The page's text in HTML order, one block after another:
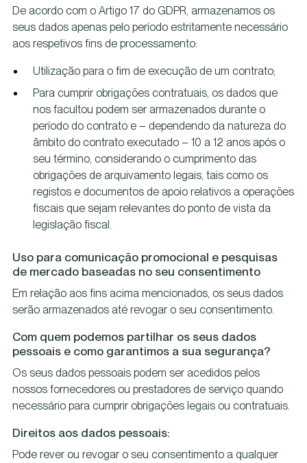
De acordo com o Artigo 17 do GDPR, armazenamos os
seus dados apenas pelo período estritamente necessário
aos respetivos fins de processamento:
Utilização para o fim de execução de um contrato;
Para cumprir obrigações contratuais, os dados que
nos facultou podem ser armazenados durante o
período do contrato e – dependendo da natureza do
âmbito do contrato executado – 10 a 12 anos após o
seu término, considerando o cumprimento das
obrigações de arquivamento legais, tais como os
registos e documentos de apoio relativos a operações
fiscais que sejam relevantes do ponto de vista da
legislação fiscal.
Uso para comunicação promocional e pesquisas
de mercado baseadas no seu consentimento
Em relação aos fins acima mencionados, os seus dados
serão armazenados até revogar o seu consentimento.
Com quem podemos partilhar os seus dados
pessoais e como garantimos a sua segurança?
Os seus dados pessoais podem ser acedidos pelos
nossos fornecedores ou prestadores de serviço quando
necessário para cumprir obrigações legais ou contratuais.
Direitos aos dados pessoais:
Pode rever ou revogar o seu consentimento a qualquer